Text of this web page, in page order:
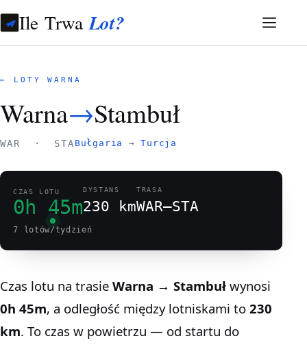
Ile TrwaLot?
← LOTY WARNA
Warna→Stambuł
WAR · STA Bułgaria →Turcja
CZAS LOTU
0h 45m
DYSTANS
230 km
TRASA
WAR–STA
7 lotów/tydzień
Czas lotu na trasie Warna → Stambuł wynosi
0h 45m, a odległość między lotniskami to 230
km. To czas w powietrzu — od startu do